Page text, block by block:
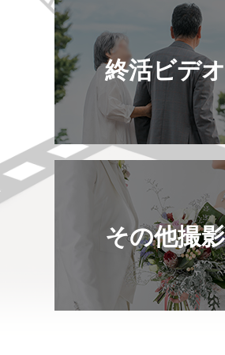
終活ビデオ
その他撮影